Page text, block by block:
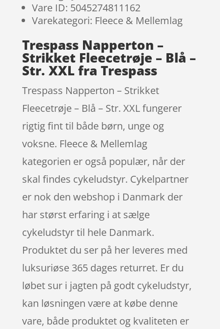
Vare ID: 5045274811162
Varekategori: Fleece & Mellemlag
Trespass Napperton –
Strikket Fleecetrøje – Blå –
Str. XXL fra Trespass
Trespass Napperton – Strikket
Fleecetrøje – Blå – Str. XXL fungerer
rigtig fint til både børn, unge og
voksne. Fleece & Mellemlag
kategorien er også populær, når der
skal findes cykeludstyr. Cykelpartner
er nok den webshop i Danmark der
har størst erfaring i at sælge
cykeludstyr til hele Danmark.
Produktet du ser på her leveres med
luksuriøse 365 dages returret. Er du
løbet sur i jagten på godt cykeludstyr,
kan løsningen være at købe denne
vare, både produktet og kvaliteten er